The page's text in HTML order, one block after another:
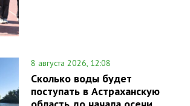
8 августа 2026, 12:08
Сколько воды будет
поступать в Астраханскую